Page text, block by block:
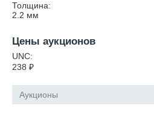
Толщина:
2.2 мм
Цены аукционов
UNC:
238 ₽
Аукционы